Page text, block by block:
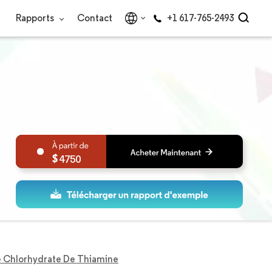
Rapports Contact +1 617-765-2493
4750
Chlorhydrate De Thiamine